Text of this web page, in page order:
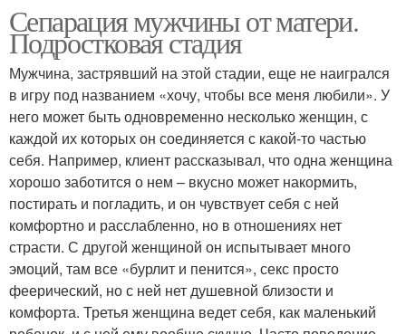
Сепарация мужчины от матери.
Подростковая стадия
Мужчина, застрявший на этой стадии, еще не наигрался
в игру под названием «хочу, чтобы все меня любили». У
него может быть одновременно несколько женщин, с
каждой их которых он соединяется с какой-то частью
себя. Например, клиент рассказывал, что одна женщина
хорошо заботится о нем – вкусно может накормить,
постирать и погладить, и он чувствует себя с ней
комфортно и расслабленно, но в отношениях нет
страсти. С другой женщиной он испытывает много
эмоций, там все «бурлит и пенится», секс просто
феерический, но с ней нет душевной близости и
комфорта. Третья женщина ведет себя, как маленький